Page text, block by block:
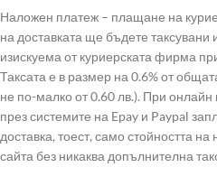
Наложен платеж – плащане на
на доставката ще бъдете таксувани
изискуема от куриерската фирма
Таксата е в размер на 0.6% от
не по-малко от 0.60 лв.). При
през системите на Epay и Paypal
доставка, тоест, само стойността
сайта без никаква допълнителна